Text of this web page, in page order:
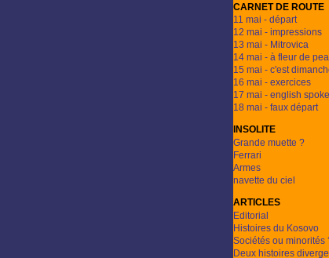
CARNET DE ROUTE
11 mai - départ
12 mai - impressions
13 mai - Mitrovica
14 mai - à fleur de
15 mai - c'est
16 mai - exercices
17 mai - english
18 mai - faux départ
INSOLITE
Grande muette ?
Ferrari
Armes
navette du ciel
ARTICLES
Editorial
Histoires du Kosovo
Sociétés ou minorités
Deux histoires